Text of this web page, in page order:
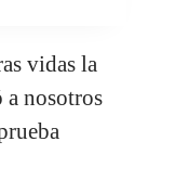
vidas la
a nosotros